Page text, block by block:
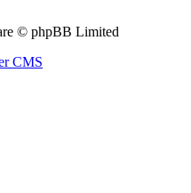
© phpBB Limited
CMS